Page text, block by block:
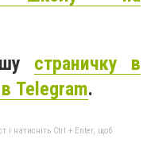
страничку в
Telegram.
і натисніть Ctrl + Enter, щоб